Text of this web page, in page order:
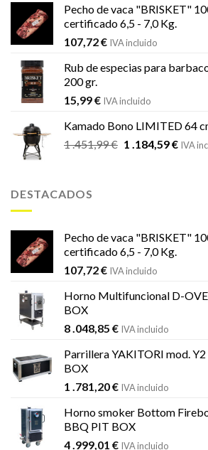
Pecho de vaca "BRISKET"
certificado 6,5 - 7,0 Kg.
107,72€ IVA incluido
Rub de especias para
200 gr.
15,99€ IVA incluido
Kamado Bono LIMITED 64
1 .451,99€ El
1 .184,59€ElIVA
DESTACADOS
Pecho de vaca "BRISKET"
certificado 6,5 - 7,0 Kg.
107,72€ IVA incluido
Horno Multifuncional D-
BOX
8 .048,85 € IVA incluido
Parrillera YAKITORI mod.
BOX
1 .781,20€ IVA incluido
Horno smoker Bottom
BBQ PIT BOX
4 .999,01 € IVA incluido